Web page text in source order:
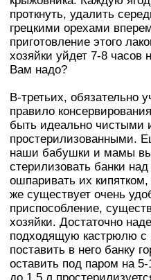
проткнуть, удалить
грецкими орехами
приготовление этого
хозяйки уйдет 7-8
Вам надо?
В-третьих, обязательно
правило
быть идеально чистыми
простерилизованными.
наши бабушки и мамы
стерилизовать банки
ошпаривать их
же существует очень
приспособление,
хозяйки. Достаточно
подходящую кастрюлю с
поставить в него банку
оставить под паром на